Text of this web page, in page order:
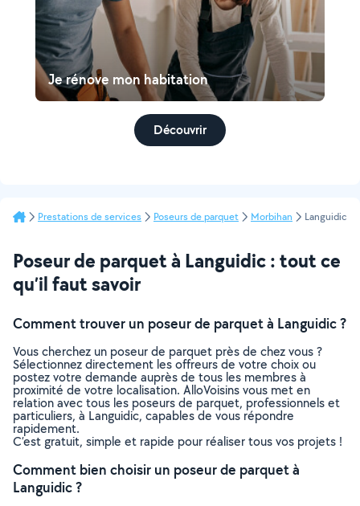
Je rénove mon habitation
Découvrir
Prestations de services Poseurs de parquet Morbihan Languidic
Poseur de parquet à Languidic : tout ce
qu’il faut savoir
Comment trouver un poseur de parquet à Languidic ?
Vous cherchez un poseur de parquet près de chez vous ?
Sélectionnez directement les offreurs de votre choix ou
postez votre demande auprès de tous les membres à
proximité de votre localisation. AlloVoisins vous met en
relation avec tous les poseurs de parquet, professionnels et
particuliers, à Languidic, capables de vous répondre
rapidement.
C’est gratuit, simple et rapide pour réaliser tous vos projets !
Comment bien choisir un poseur de parquet à
Languidic ?